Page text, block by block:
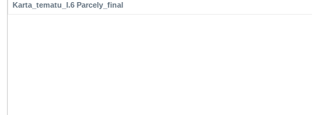
Karta_tematu_I.6 Parcely_final